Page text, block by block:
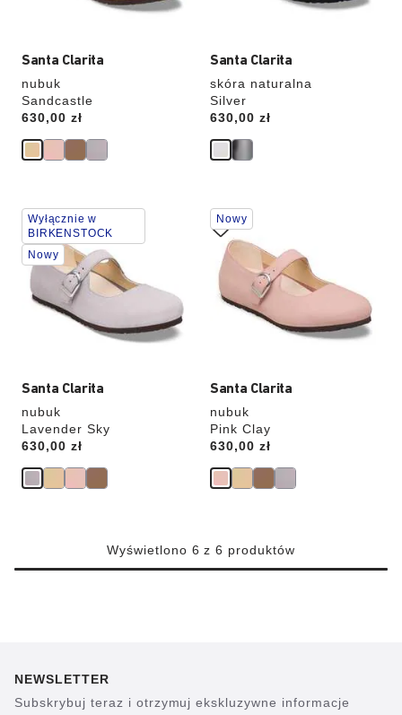
Santa Clarita
nubuk
Sandcastle
Price:
630,00 zł
Santa Clarita
skóra naturalna
Silver
Price:
630,00 zł
Santa Clarita
nubuk
Lavender Sky
Price:
630,00 zł
Wybranie
koloru
spowoduje
zmianę
zdjęcia
produktu
Wyłącznie w
BIRKENSTOCK
Nowy
Santa Clarita
nubuk
Pink Clay
Price:
630,00 zł
Wybranie
koloru
spowoduje
zmianę
zdjęcia
produktu
Nowy
Wyświetlono 6 z 6 produktów
NEWSLETTER
Subskrybuj teraz i otrzymuj ekskluzywne informacje